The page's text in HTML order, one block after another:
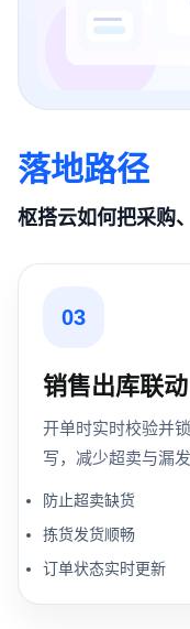
落地路径
枢搭云如何把采购
03
销售出库联动
开单时实时校验并
写，减少超卖与漏发
防止超卖缺货
拣货发货顺畅
订单状态实时更新